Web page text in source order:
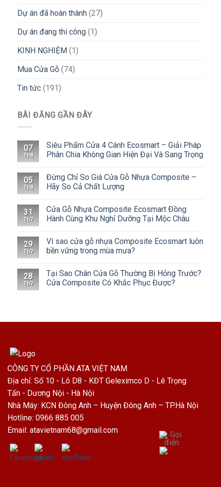
Dự án đã hoàn thành (27)
Dự án đang thi công (1)
KINH NGHIỆM (1)
Mua Cửa Gỗ (74)
Tin tức (191)
BÀI ĐĂNG GẦN ĐÂY
07
Th8
Siêu Phẩm Cửa 4 Cánh Ecosmart – Giải Pháp
Phân Chia Không Gian Hiện Đại Và Sang Trọng
05
Th8
Đừng Chỉ So Giá Cửa Gỗ Nhựa Composite –
Hãy So Cả Chất Lượng
31
Th7
Cửa Gỗ Nhựa Composite Ecosmart Đồng
Hành Cùng Khu Nghỉ Dưỡng Tại Mộc Châu
29
Th7
Vì sao cửa gỗ nhựa Composite Ecosmart luôn
bền vững trong mùa mưa?
28
Th7
Tại Sao Chân Cửa Gỗ Thường Bị Hỏng Trước?
Cửa Composite Có Khắc Phục Được?
CÔNG TY CỔ PHẦN ATA VIỆT NAM
Địa chỉ: Số 10 - Lô D8 - KĐT Geleximco D - Lê Trọng
Tấn - Dương Nội - Hà Nội
Nhà Máy: KCN Đông Anh – Huyện Đông Anh – TP.Hà Nội
Hotline: 0966 885 005
Email: atavietnam68@gmail.com